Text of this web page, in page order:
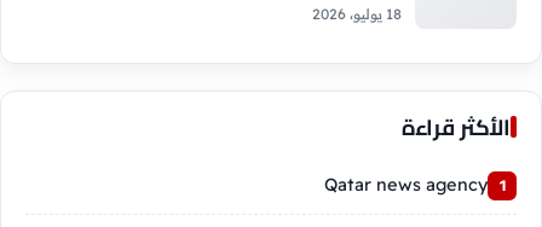
18 يوليو، 2026
الأكثر قراءة
Qatar news agency